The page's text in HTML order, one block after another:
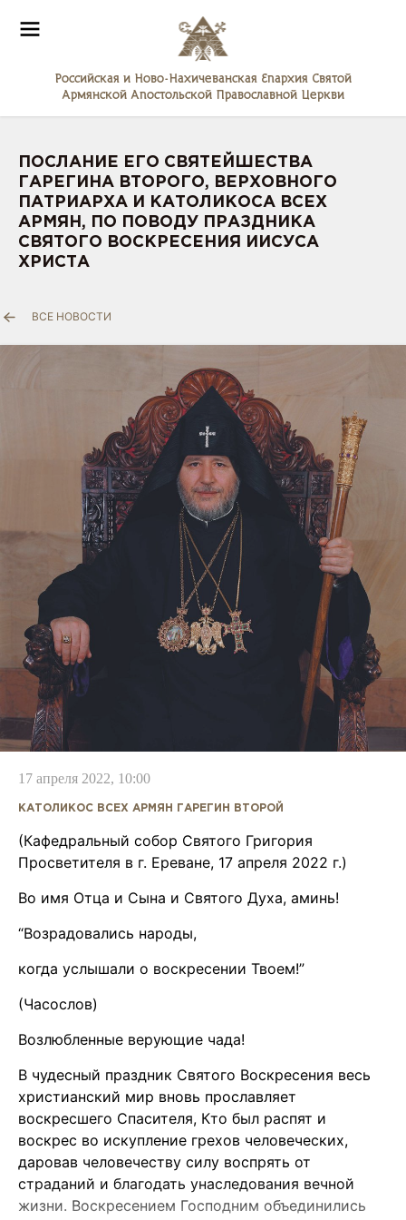
Российская и Ново-Нахичеванская Епархия Святой
Армянской Апостольской Православной Церкви
ПОСЛАНИЕ ЕГО СВЯТЕЙШЕСТВА
ГАРЕГИНА ВТОРОГО, ВЕРХОВНОГО
ПАТРИАРХА И КАТОЛИКОСА ВСЕХ
АРМЯН, ПО ПОВОДУ ПРАЗДНИКА
СВЯТОГО ВОСКРЕСЕНИЯ ИИСУСА
ХРИСТА
ВСЕ НОВОСТИ
17 апреля 2022, 10:00
КАТОЛИКОС ВСЕХ АРМЯН ГАРЕГИН ВТОРОЙ
(Кафедральный собор Святого Григория
Просветителя в г. Ереване, 17 апреля 2022 г.)
Во имя Отца и Сына и Святого Духа, аминь!
“Возрадовались народы,
когда услышали о воскресении Твоем!”
(Часослов)
Возлюбленные верующие чада!
В чудесный праздник Святого Воскресения весь
христианский мир вновь прославляет
воскресшего Спасителя, Кто был распят и
воскрес во искупление грехов человеческих,
даровав человечеству силу воспрять от
страданий и благодать унаследования вечной
жизни. Воскресением Господним объединились